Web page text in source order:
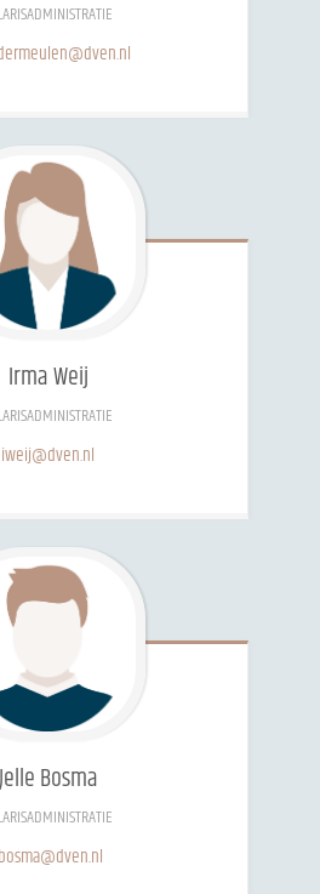
IrmaWeij
iweij@dven.nl
JelleBosma